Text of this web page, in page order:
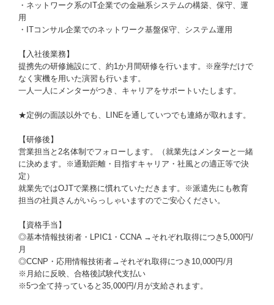
・ネットワーク系のIT企業での金融系システムの構築、保守、運
用
・ITコンサル企業でのネットワーク基盤保守、システム運用
【入社後業務】
提携先の研修施設にて、約1か月間研修を行います。※座学だけで
なく実機を用いた演習も行います。
一人一人にメンターがつき、キャリアをサポートいたします。
★定例の面談以外でも、LINEを通していつでも連絡が取れます。
【研修後】
営業担当と2名体制でフォローします。（就業先はメンターと一緒
に決めます。※通勤距離・目指すキャリア・社風との適正等で決
定）
就業先ではOJTで業務に慣れていただきます。※派遣先にも教育
担当の社員さんがいらっしゃいますのでご安心ください。
【資格手当】
◎基本情報技術者・LPIC1・CCNA →それぞれ取得につき5,000円/
月
◎CCNP・応用情報技術者→それぞれ取得につき10,000円/月
※月給に反映、合格後試験代支払い
※5つ全て持っていると35,000円/月が支給されます。